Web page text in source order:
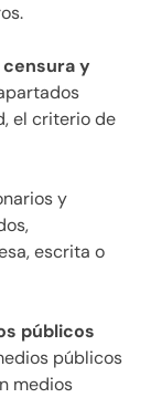
y
el criterio de
y
escrita o
públicos
públicos
medios